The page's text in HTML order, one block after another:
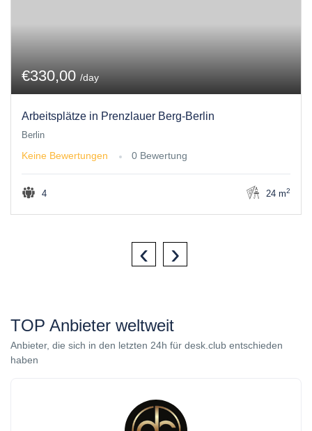
€330,00 /day
Arbeitsplätze in Prenzlauer Berg-Berlin
Berlin
Keine Bewertungen 0 Bewertung
4 24 m2
‹ ›
TOP Anbieter weltweit
Anbieter, die sich in den letzten 24h für desk.club entschieden
haben